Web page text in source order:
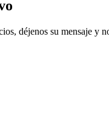
déjenos su mensaje y